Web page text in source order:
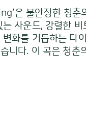
은 불안정한 청
는 사운드, 강렬한
변화를 거듭하는 다
니다. 이 곡은 청춘